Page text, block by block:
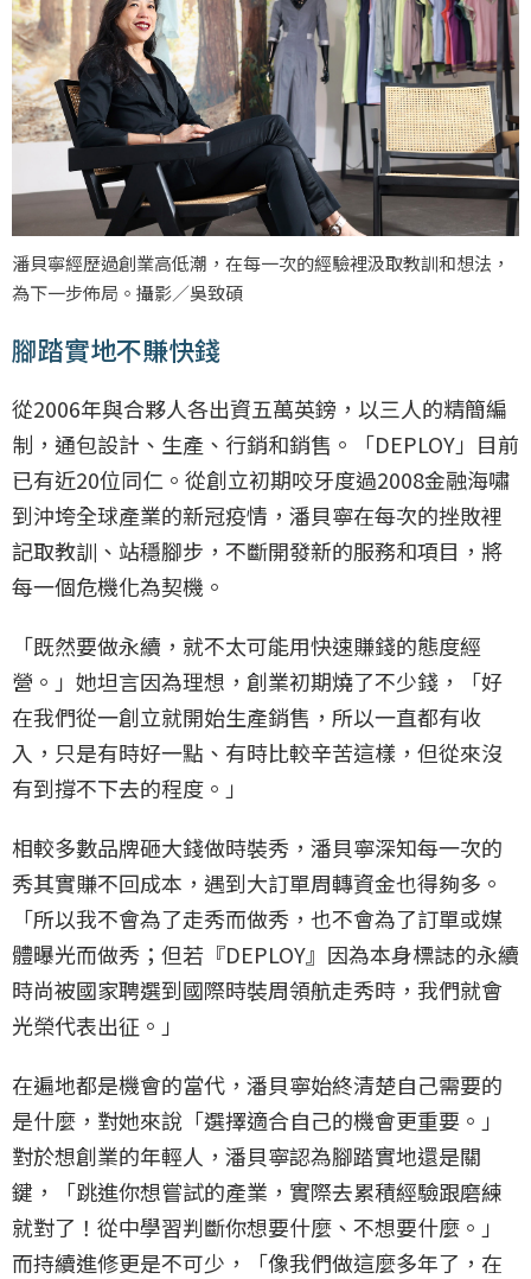
潘貝寧經歷過創業高低潮，在每一次的經驗裡汲取教訓和想法，
為下一步佈局。攝影／吳致碩
腳踏實地不賺快錢
從2006年與合夥人各出資五萬英鎊，以三人的精簡編
制，通包設計、生產、行銷和銷售。「DEPLOY」目前
已有近20位同仁。從創立初期咬牙度過2008金融海嘯
到沖垮全球產業的新冠疫情，潘貝寧在每次的挫敗裡
記取教訓、站穩腳步，不斷開發新的服務和項目，將
每一個危機化為契機。
「既然要做永續，就不太可能用快速賺錢的態度經
營。」她坦言因為理想，創業初期燒了不少錢，「好
在我們從一創立就開始生產銷售，所以一直都有收
入，只是有時好一點、有時比較辛苦這樣，但從來沒
有到撐不下去的程度。」
相較多數品牌砸大錢做時裝秀，潘貝寧深知每一次的
秀其實賺不回成本，遇到大訂單周轉資金也得夠多。
「所以我不會為了走秀而做秀，也不會為了訂單或媒
體曝光而做秀；但若『DEPLOY』因為本身標誌的永續
時尚被國家聘選到國際時裝周領航走秀時，我們就會
光榮代表出征。」
在遍地都是機會的當代，潘貝寧始終清楚自己需要的
是什麼，對她來說「選擇適合自己的機會更重要。」
對於想創業的年輕人，潘貝寧認為腳踏實地還是關
鍵，「跳進你想嘗試的產業，實際去累積經驗跟磨練
就對了！從中學習判斷你想要什麼、不想要什麼。」
而持續進修更是不可少，「像我們做這麼多年了，在